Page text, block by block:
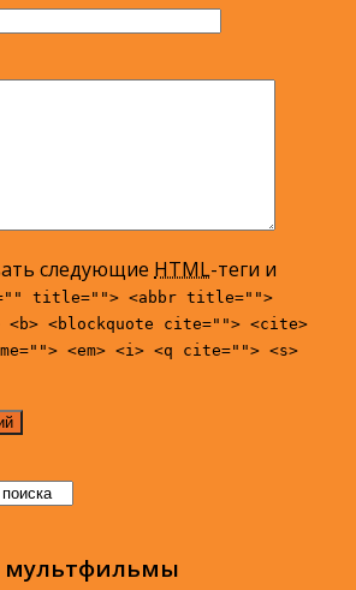
следующие HTML-теги и
title=""> <abbr title="">
<blockquote cite=""> <cite>
<em> <i> <q cite=""> <s>
мультфильмы